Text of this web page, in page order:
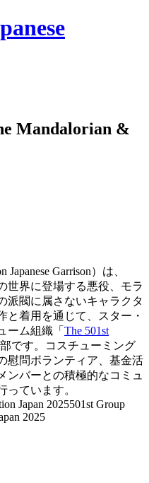
Mandalorian &
Garrison）は、
世界に登場する悪役、モラ
派閥に属さないキャラクタ
と着用を通じて、スター・
ーム組織「 The 501st
です。コスチューミング
慰問ボランティア、基金活
ンバーとの積極的なコミュ
っています。
501st Group
2025